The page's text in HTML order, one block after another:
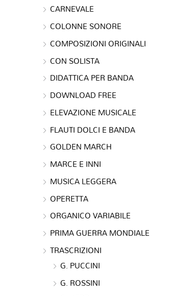
CARNEVALE
COLONNE SONORE
COMPOSIZIONI ORIGINALI
CON SOLISTA
DIDATTICA PER BANDA
DOWNLOAD FREE
ELEVAZIONE MUSICALE
FLAUTI DOLCI E BANDA
GOLDEN MARCH
MARCE E INNI
MUSICA LEGGERA
OPERETTA
ORGANICO VARIABILE
PRIMA GUERRA MONDIALE
TRASCRIZIONI
G. PUCCINI
G. ROSSINI